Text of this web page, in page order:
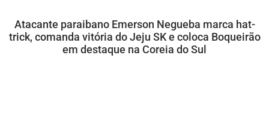
Atacante paraibano Emerson Negueba marca hat-
trick, comanda vitória do Jeju SK e coloca Boqueirão
em destaque na Coreia do Sul